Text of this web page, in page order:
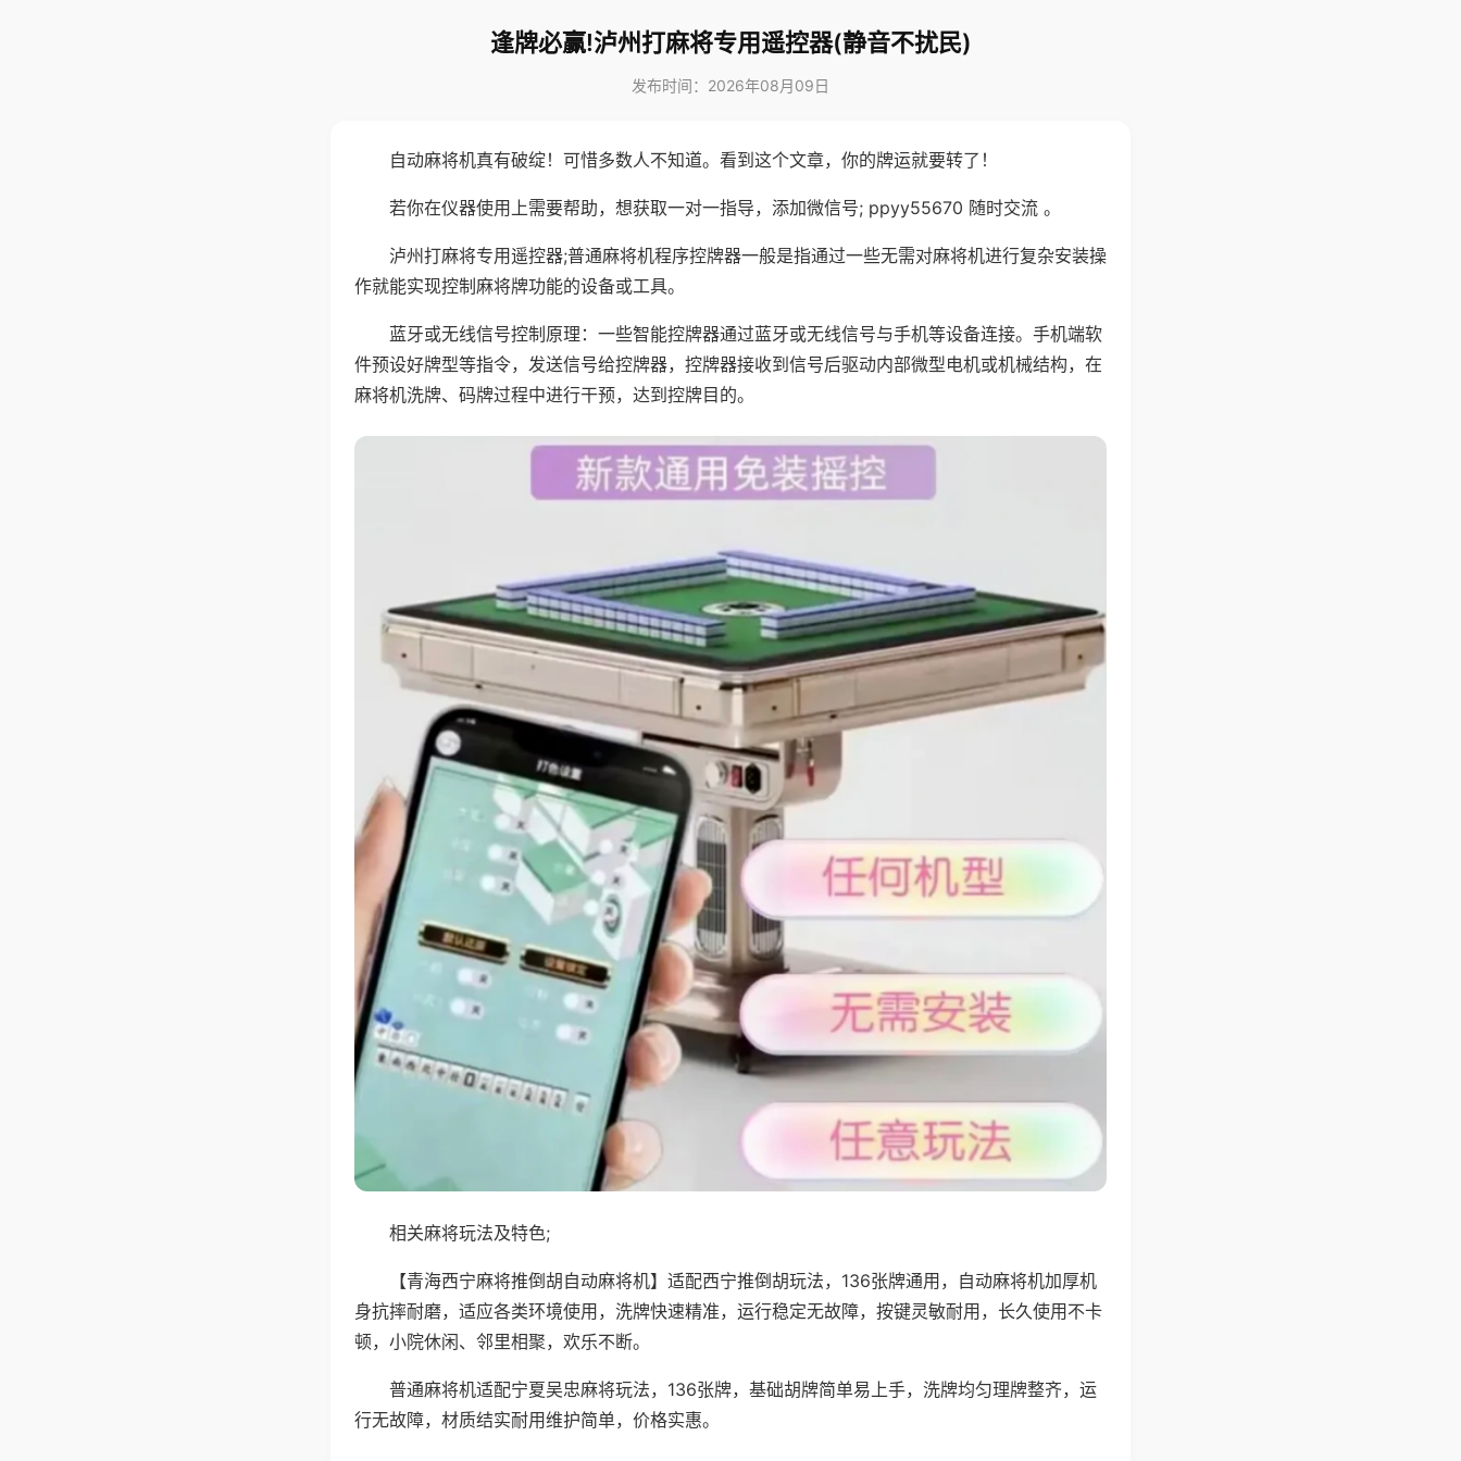
逢牌必赢!泸州打麻将专用遥控器(静音不扰民)
发布时间：2026年08月09日
自动麻将机真有破绽！可惜多数人不知道。看到这个文章，你的牌运就要转了！
若你在仪器使用上需要帮助，想获取一对一指导，添加微信号; ppyy55670 随时交流 。
泸州打麻将专用遥控器;普通麻将机程序控牌器一般是指通过一些无需对麻将机进行复杂安装操
作就能实现控制麻将牌功能的设备或工具。
蓝牙或无线信号控制原理：一些智能控牌器通过蓝牙或无线信号与手机等设备连接。手机端软
件预设好牌型等指令，发送信号给控牌器，控牌器接收到信号后驱动内部微型电机或机械结构，在
麻将机洗牌、码牌过程中进行干预，达到控牌目的。
相关麻将玩法及特色;
【青海西宁麻将推倒胡自动麻将机】适配西宁推倒胡玩法，136张牌通用，自动麻将机加厚机
身抗摔耐磨，适应各类环境使用，洗牌快速精准，运行稳定无故障，按键灵敏耐用，长久使用不卡
顿，小院休闲、邻里相聚，欢乐不断。
普通麻将机适配宁夏吴忠麻将玩法，136张牌，基础胡牌简单易上手，洗牌均匀理牌整齐，运
行无故障，材质结实耐用维护简单，价格实惠。